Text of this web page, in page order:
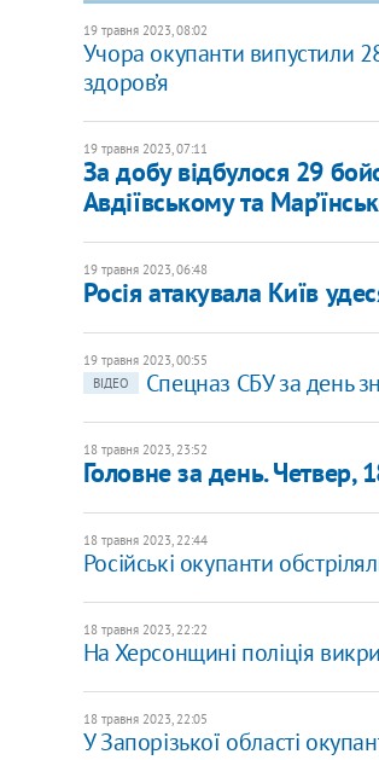
19 травня 2023, 08:02
Учора окупанти випустили
здоров’я
19 травня 2023, 07:11
​За добу відбулося 29
Авдіївському та
19 травня 2023, 06:48
Росія атакувала Київ
19 травня 2023, 00:55
ВІДЕО
Спецназ СБУ за день
18 травня 2023, 23:52
Головне за день. Четвер,
18 травня 2023, 22:44
Російські окупанти
18 травня 2023, 22:22
На Херсонщині поліція
18 травня 2023, 22:05
У Запорізької області